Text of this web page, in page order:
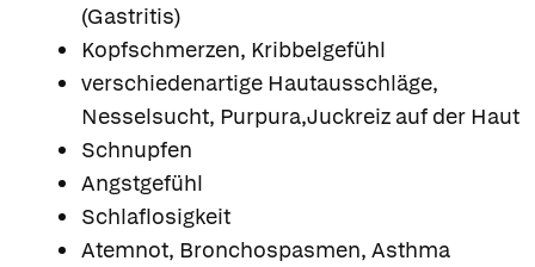
(Gastritis)
Kopfschmerzen, Kribbelgefühl
verschiedenartige Hautausschläge,
Nesselsucht, Purpura,Juckreiz auf der Haut
Schnupfen
Angstgefühl
Schlaflosigkeit
Atemnot, Bronchospasmen, Asthma